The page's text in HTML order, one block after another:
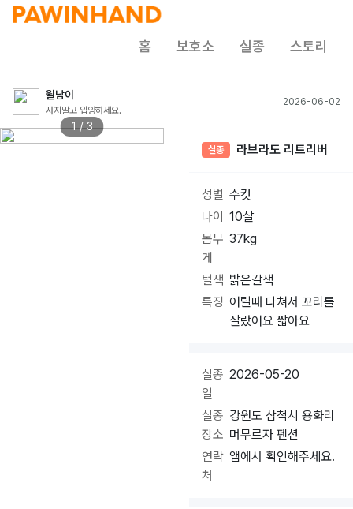
홈 보호소 실종 스토리
월남이
사지말고 입양하세요.
2026-06-02
1 / 3
실종 라브라도 리트리버
성별 수컷
나이
10살
몸무
게
37kg
털색 밝은갈색
특징 어릴때 다쳐서 꼬리를
잘랐어요 짧아요
실종
일
2026-05-20
실종
장소
강원도 삼척시 용화리
머무르자 펜션
연락
처
앱에서 확인해주세요.